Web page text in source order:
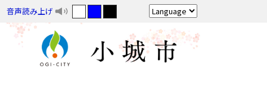
音声読み上げ